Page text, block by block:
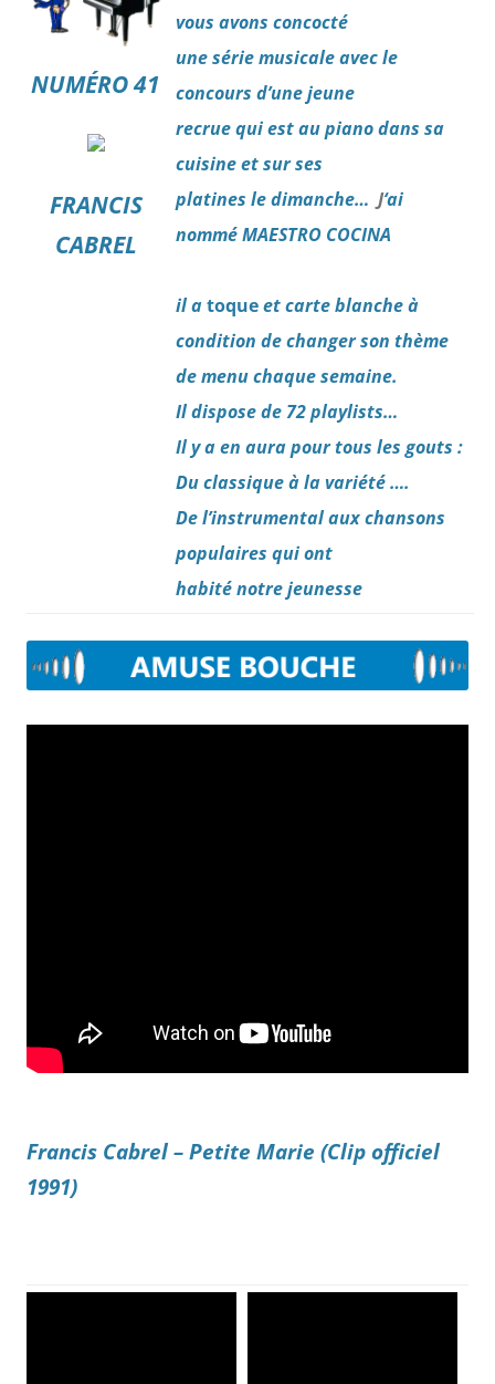
NUMÉRO 41
FRANCIS
CABREL
vous avons concocté
une série musicale avec le
concours d’une jeune
recrue qui est au piano dans sa
cuisine et sur ses
platines le dimanche… J‘ai
nommé MAESTRO COCINA
il atoqueet carte blanche à
condition de changer son thème
de menu chaque semaine.
Il dispose de 72 playlists…
Il y a en aura pour tous les gouts :
Du classique à la variété ….
De l’instrumental aux chansons
populaires qui ont
habité notre jeunesse
Francis Cabrel – Petite Marie (Clip officiel
1991)